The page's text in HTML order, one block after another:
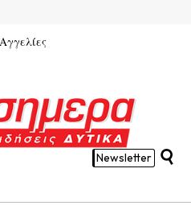
Αγγελίες
Newsletter